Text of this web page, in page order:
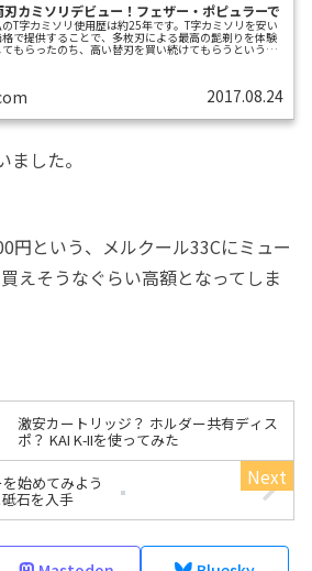
刃カミソリデビュー！フェザー・ポピュラーで
T字カミソリ使用歴は約25年です。T字カミソリを安い
で提供することで、多枚刃による最高の髭剃りを体験
てもらったのち、高い替刃を買い続けてもらうという
剃り味の向上は果たして「替刃単価で比較すると」差
額はほとんどありませんので、次に替刃を買うまでは
2017.08.24
した。
円という、メルクール33Cにミュー
えそうなぐらい高額となってしま
激安カートリッジ？ ホルダー共有ディス
ポ？ KAI K-IIを使ってみた
始めてみよう
石を入手